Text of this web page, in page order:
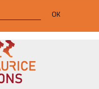
OK